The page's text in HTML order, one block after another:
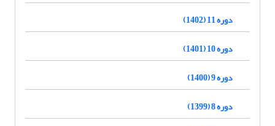
دوره 11 (1402)
دوره 10 (1401)
دوره 9 (1400)
دوره 8 (1399)